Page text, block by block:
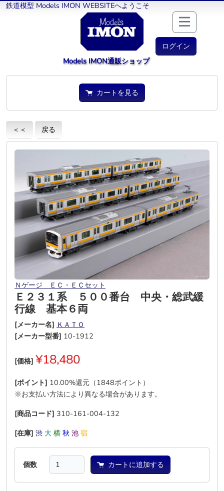
鉄道模型 Models IMON WEBSITEへようこそ
ログイン
Models IMON通販ショップ
カートを見る
＜＜ 戻る
Ｎゲージ ＥＣ・ＥＣセット
Ｅ２３１系 ５００番台 中央・総武緩
行線 基本６両
[メーカー名] ＫＡＴＯ
[メーカー型番] 10-1912
[価格] ¥18,480
[ポイント] 10.00%還元（1848ポイント）
※お支払い方法により異なる場合があります。
[商品コード] 310-161-004-132
[在庫] 渋 大 横 秋 池 宿
個数 カートに追加する